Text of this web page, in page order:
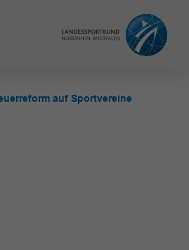
auf Sportvereine